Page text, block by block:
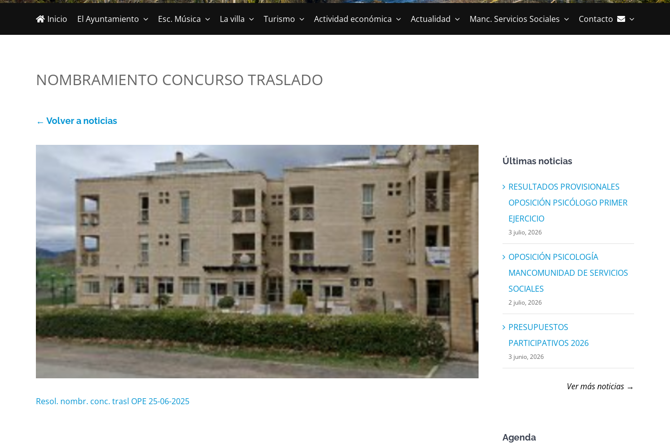
Inicio El Ayuntamiento Esc. Música La villa Turismo Actividad económica Actualidad Manc. Servicios Sociales Contacto
NOMBRAMIENTO CONCURSO TRASLADO
← Volver a noticias
Resol. nombr. conc. trasl OPE 25-06-2025
Últimas noticias
RESULTADOS PROVISIONALES
OPOSICIÓN PSICÓLOGO PRIMER
EJERCICIO
3 julio, 2026
OPOSICIÓN PSICOLOGÍA
MANCOMUNIDAD DE SERVICIOS
SOCIALES
2 julio, 2026
PRESUPUESTOS
PARTICIPATIVOS 2026
3 junio, 2026
Ver más noticias →
Agenda